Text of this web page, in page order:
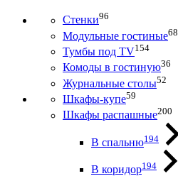
Стенки96
Модульные гостиные68
Тумбы под ТV154
Комоды в гостиную36
Журнальные столы52
Шкафы-купе59
Шкафы распашные200
В спальню194
В коридор194